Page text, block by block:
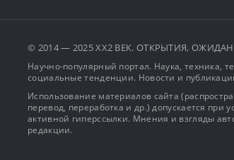
© 2014 — 2025 XX2 ВЕК. ОТКРЫТИЯ,
Научно-популярный портал. Наука, техника,
социальные тенденции. Новости и
Использование материалов сайта
перевод, переработка и др.) допускается при
активной гиперссылки. Мнения и взгляды
редакции.